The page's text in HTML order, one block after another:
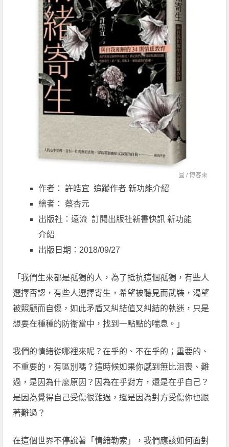
圖 /博客來
作者： 許皓宜 追蹤作者 新功能介紹
繪者： 蔡杏元
出版社：遠流 訂閱出版社新書快訊 新功能
介紹
出版日期：2018/09/27
「我們生來都是孤獨的人，為了抵抗這個孤獨，有些人
選擇否認，有些人選擇寄生，希望被聽見而武裝，渴望
被照顧而自傷，如此矛盾又糾結值又糾結的執迷，只是
想要在種種的防衛當中，找到一點點的喘息。」
我們的情緒從哪裡來呢？在乎的、不在乎的；重要的、
不重要的，有區別嗎？這時候如果你感到無比沮喪、難
過，是因為什麼原因？因為在乎對方，還是在乎自己？
是因為覺得自己受傷很難過，還是因為對方受傷你也跟
著難過？
在這個世界不停說著「情緒勒索」，我們應該如何面對